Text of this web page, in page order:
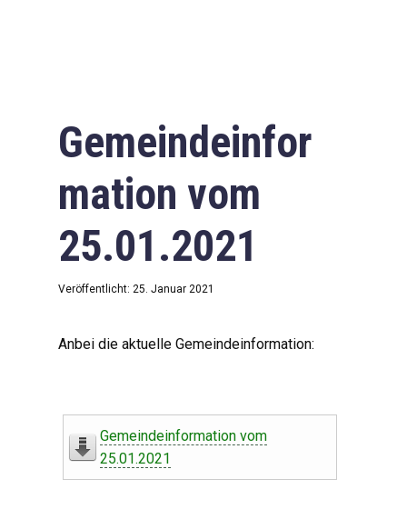
Gemeindeinfor
mation vom
25.01.2021
Veröffentlicht: 25. Januar 2021
Anbei die aktuelle Gemeindeinformation:
Gemeindeinformation vom
25.01.2021